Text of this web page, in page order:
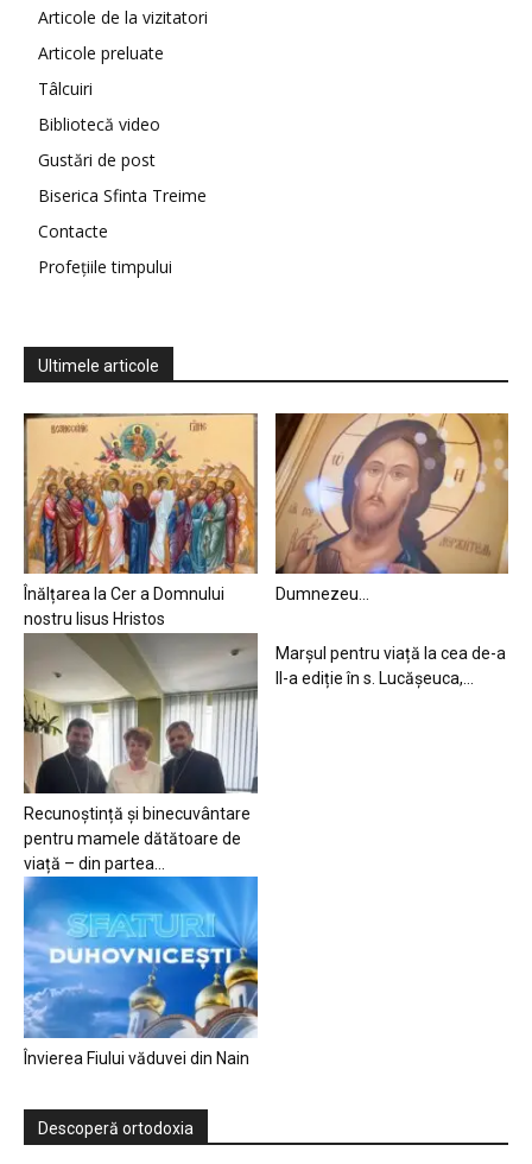
Articole de la vizitatori
Articole preluate
Tâlcuiri
Bibliotecă video
Gustări de post
Biserica Sfinta Treime
Contacte
Profețiile timpului
Ultimele articole
Înălțarea la Cer a Domnului
nostru Iisus Hristos
Dumnezeu…
Recunoștință și binecuvântare
pentru mamele dătătoare de
viață – din partea...
Marșul pentru viață la cea de-a
II-a ediție în s. Lucășeuca,...
Învierea Fiului văduvei din Nain
Descoperă ortodoxia